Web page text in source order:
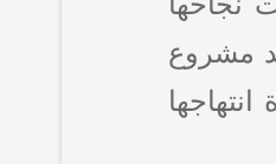
مشروع